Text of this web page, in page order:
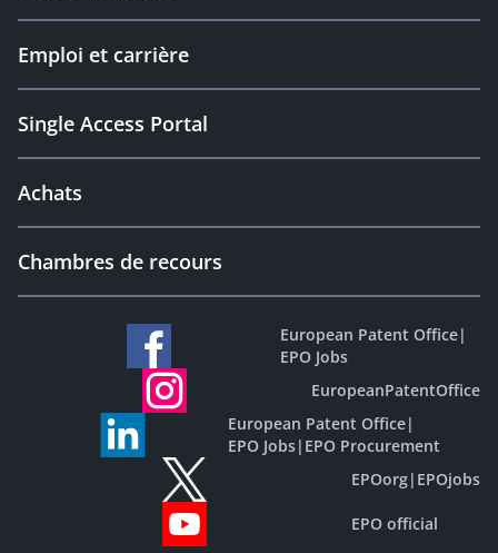
Emploi et carrière
Single Access Portal
Achats
Chambres de recours
European Patent Office|
EPO Jobs
EuropeanPatentOffice
European Patent Office|
EPO Jobs| EPO Procurement
EPOorg| EPOjobs
EPO official